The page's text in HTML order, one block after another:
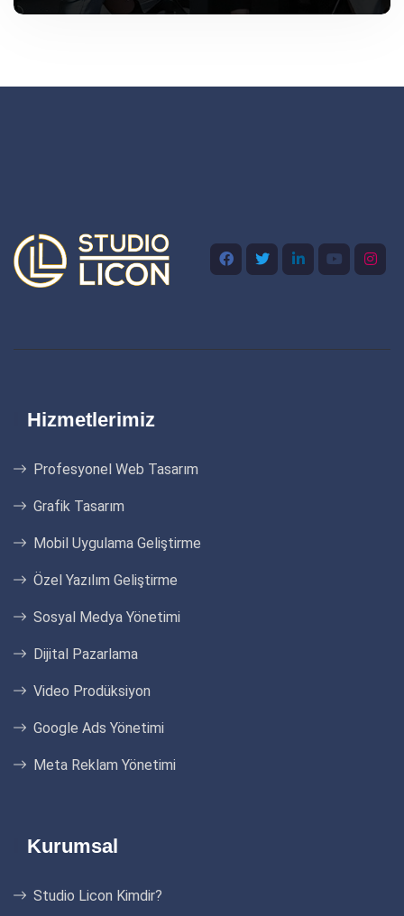
Hizmetlerimiz
Profesyonel Web Tasarım
Grafik Tasarım
Mobil Uygulama Geliştirme
Özel Yazılım Geliştirme
Sosyal Medya Yönetimi
Dijital Pazarlama
Video Prodüksiyon
Google Ads Yönetimi
Meta Reklam Yönetimi
Kurumsal
Studio Licon Kimdir?